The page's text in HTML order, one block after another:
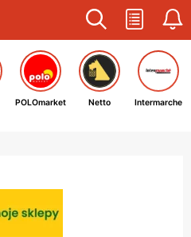
POLOmarket Netto Intermarche